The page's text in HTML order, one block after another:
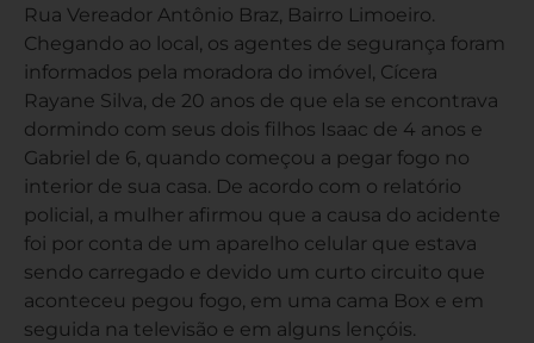
Rua Vereador Antônio Braz, Bairro Limoeiro.
Chegando ao local, os agentes de segurança foram
informados pela moradora do imóvel, Cícera
Rayane Silva, de 20 anos de que ela se encontrava
dormindo com seus dois filhos Isaac de 4 anos e
Gabriel de 6, quando começou a pegar fogo no
interior de sua casa. De acordo com o relatório
policial, a mulher afirmou que a causa do acidente
foi por conta de um aparelho celular que estava
sendo carregado e devido um curto circuito que
aconteceu pegou fogo, em uma cama Box e em
seguida na televisão e em alguns lençóis.